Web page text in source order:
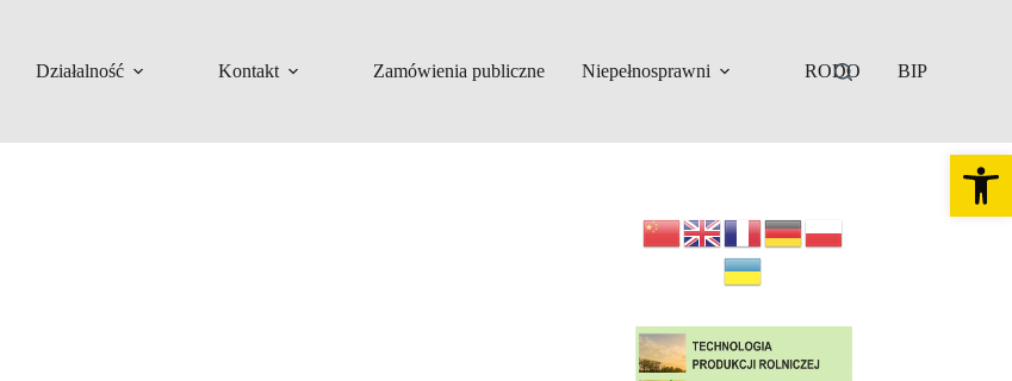
Działalność Kontakt Zamówienia publiczne Niepełnosprawni RODO BIP